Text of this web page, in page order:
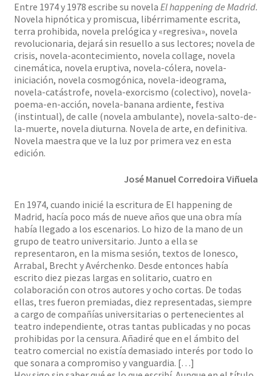
Entre 1974 y 1978 escribe su novela El happening de Madrid.
Novela hipnótica y promiscua, libérrimamente escrita,
terra prohibida, novela prelógica y «regresiva», novela
revolucionaria, dejará sin resuello a sus lectores; novela de
crisis, novela-acontecimiento, novela collage, novela
cinemática, novela eruptiva, novela-cólera, novela-
iniciación, novela cosmogónica, novela-ideograma,
novela-catástrofe, novela-exorcismo (colectivo), novela-
poema-en-acción, novela-banana ardiente, festiva
(instintual), de calle (novela ambulante), novela-salto-de-
la-muerte, novela diuturna. Novela de arte, en definitiva.
Novela maestra que ve la luz por primera vez en esta
edición.
José Manuel Corredoira Viñuela
En 1974, cuando inicié la escritura de El happening de
Madrid, hacía poco más de nueve años que una obra mía
había llegado a los escenarios. Lo hizo de la mano de un
grupo de teatro universitario. Junto a ella se
representaron, en la misma sesión, textos de Ionesco,
Arrabal, Brecht y Avérchenko. Desde entonces había
escrito diez piezas largas en solitario, cuatro en
colaboración con otros autores y ocho cortas. De todas
ellas, tres fueron premiadas, diez representadas, siempre
a cargo de compañías universitarias o pertenecientes al
teatro independiente, otras tantas publicadas y no pocas
prohibidas por la censura. Añadiré que en el ámbito del
teatro comercial no existía demasiado interés por todo lo
que sonara a compromiso y vanguardia. […]